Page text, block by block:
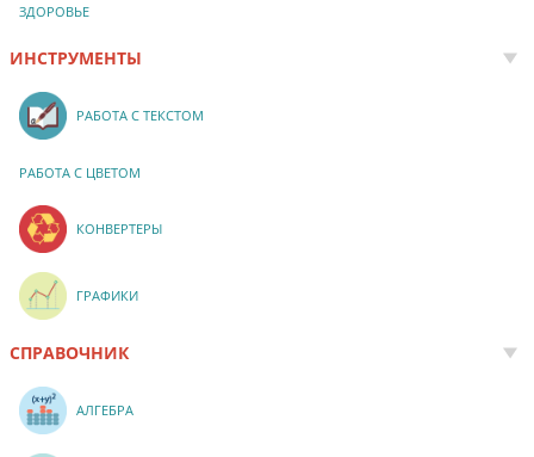
ЗДОРОВЬЕ
ИНСТРУМЕНТЫ
РАБОТА С ТЕКСТОМ
РАБОТА С ЦВЕТОМ
КОНВЕРТЕРЫ
ГРАФИКИ
СПРАВОЧНИК
АЛГЕБРА